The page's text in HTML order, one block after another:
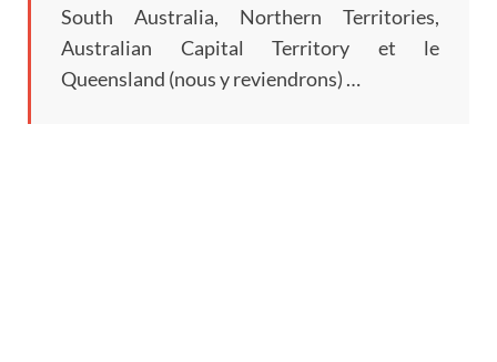
South Australia, Northern Territories,
Australian Capital Territory et le
Queensland (nous y reviendrons) …